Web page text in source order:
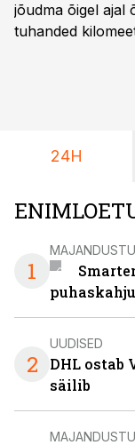
jõudma õigel ajal
tuhanded
24H
1
2
UUDISED
DHL ostab
säilib